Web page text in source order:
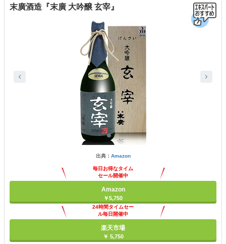
末廣酒造『末廣 大吟醸 玄宰』
出典： Amazon
毎日お得なタイム
セール開催中
Amazon
￥5,750
24時間タイムセー
ル毎日開催中
楽天市場
￥ 5,750